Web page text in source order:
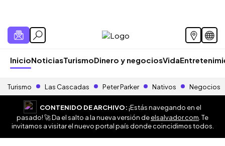
InicioNoticiasTurismoDinero y negociosVida
Turismo Las Cascadas Peter Parker Nativos Negocios
CONTENIDO DE ARCHIVO:¡Estás navegando en el
pasado! 🚀 Da el salto a la nueva versión deelsalvador.com . Te
invitamos a visitar el nuevo portal país donde coincidimos todos.